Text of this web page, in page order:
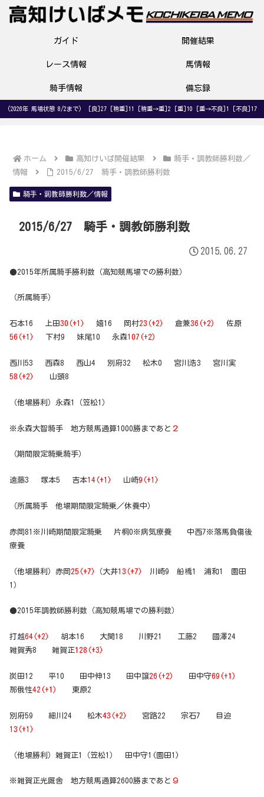
ガイド 開催結果
レース情報 馬情報
騎手情報 備忘録
(2026年 馬場状態 8/2まで) [良]27 [稍重]11 [稍重→重]2 [重]10 [重→不良]1 [不良]17
ホーム 高知けいば開催結果
騎手・調教師勝利数／
情報
2015/6/27 騎手・調教師勝利数
騎手・調教師勝利数／情報
2015/6/27 騎手・調教師勝利数
2015.06.27
●2015年所属騎手勝利数（高知競馬場での勝利数）
（所属騎手）
石本16 上田30(+1) 嬉16 岡村23(+2) 倉兼36(+2)
佐原
56(+1)
下村9 妹尾10 永森107(+2)
西川53 西森8 西山4 別府32 松木0 宮川浩3 宮川実
58(+2)
山頭8
（他場勝利）永森1（笠松1）
※永森大智騎手 地方競馬通算1000勝まであと ２
（期間限定騎乗騎手）
遠藤3 塚本5 吉本14(+1) 山崎9(+1)
（所属騎手 他場期間限定騎乗／休養中）
赤岡81※川崎期間限定騎乗 片桐0※病気療養 中西7※落馬負傷後
療養
（他場勝利）赤岡25(+7) （大井13(+7)
川崎9 船橋1 浦和1 園田
1）
●2015年調教師勝利数（高知競馬場での勝利数）
打越64(+2)
胡本16 大関18 川野21 工藤2 國澤24
雑賀秀8 雑賀正128(+3)
炭田12 平10 田中伸13 田中譲26(+2) 田中守69(+1)
那俄性42(+1) 東原2
別府59 細川24 松木43(+2)
宮路22 宗石7 目迫
13(+1)
（他場勝利）雑賀正1（笠松1） 田中守1(園田1)
※雑賀正光厩舎 地方競馬通算2600勝まであと ９